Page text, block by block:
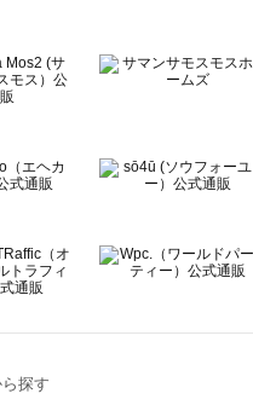
べティーズブルー）のバッグ一覧
ーティー）のバッグ一覧
探す